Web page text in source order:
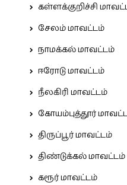
கள்ளக்குறிச்சி
சேலம் மாவட்டம்
நாமக்கல் மாவட்டம்
ஈரோடு மாவட்டம்
நீலகிரி மாவட்டம்
கோயம்புத்தூர்
திருப்பூர் மாவட்டம்
திண்டுக்கல் மாவட்டம்
கரூர் மாவட்டம்